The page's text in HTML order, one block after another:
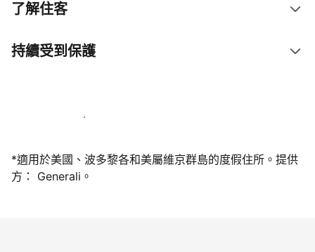
了解住客
持續受到保護
今天就和我們一起當屋主
*適用於美國、波多黎各和美屬維京群島的度假住所。提供
方： Generali。